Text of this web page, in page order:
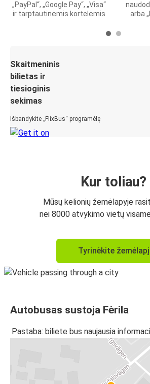
„PayPal“, „Google Pay“, „Visa“
ir tarptautinėmis kortelėmis
arba
Skaitmeninis
bilietas ir
tiesioginis
sekimas
Išbandykite „FlixBus“ programėlę
Kur toliau?
Mūsų kelionių žemėlapyje
nei 8000 atvykimo vietų
Tyrinėkite žemėlapį
Autobusas sustoja Fėrila
Pastaba: biliete bus naujausia